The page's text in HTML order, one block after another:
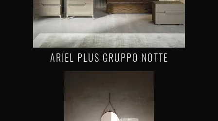
ARIEL PLUS GRUPPO NOTTE